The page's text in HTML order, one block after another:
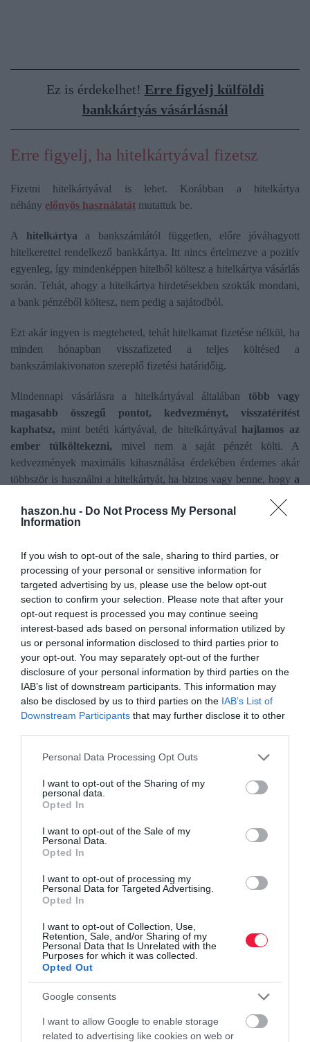
haszon.hu - Do Not Process My Personal
Information
If you wish to opt-out of the sale, sharing to third parties, or
processing of your personal or sensitive information for
targeted advertising by us, please use the below opt-out
section to confirm your selection. Please note that after your
opt-out request is processed you may continue seeing
interest-based ads based on personal information utilized by
us or personal information disclosed to third parties prior to
your opt-out. You may separately opt-out of the further
disclosure of your personal information by third parties on the
IAB’s list of downstream participants. This information may
also be disclosed by us to third parties on the IAB’s List of
Downstream Participants that may further disclose it to other
Please note that this website/app uses one or more Google
not limited to your visit or usage behaviour. You may click to
grant or deny consent to Google and its third-party tags to
use your data for below specified purposes in below Google
consent section.
Personal Data Processing Opt Outs
I want to opt-out of the Sharing of my
personal data.
Opted In
I want to opt-out of the Sale of my
Personal Data.
Opted In
I want to opt-out of processing my
Personal Data for Targeted Advertising.
Opted In
I want to opt-out of Collection, Use,
Retention, Sale, and/or Sharing of my
Personal Data that Is Unrelated with the
Purposes for which it was collected.
Opted Out
Google consents
I want to allow Google to enable storage
related to advertising like cookies on web or
Ez is érdekelhet! Erre figyelj külföldi
bankkártyás vásárlásnál
Erre figyelj, ha hitelkártyával fizetsz
Fizetni hitelkártyával is lehet. Korábban a hitelkártya
néhány előnyös használatát mutattuk be.
A hitelkártya a bankszámlától független, előre jóváhagyott
hitelkerettel rendelkező bankkártya. Itt nincs értelmezve a pozitív
egyenleg, így mindenképpen hitelből költesz a hitelkártya vásárlás
során. Tehát, ahogy a hitelkártya hirdetésekben szokták mondani,
a bank pénzéből költesz, nem pedig a sajátodból.
Ezt akár ingyen is megteheted, tehát hitelkamat fizetése nélkül, ha
minden hónapban visszafizeted a teljes költésed a
bankszámlakivonaton szereplő fizetési határidőig.
Mindennapi vásárlásra a hitelkártyával általában több vagy
magasabb összegű pontot, kedvezményt, visszatérítést
kaphatsz, mint betéti kártyával, de hitelkártyával hajlamos az
ember túlköltekezni, mivel nem a saját pénzét költi. A
kedvezmények maximális kihasználása érdekében érdemes akár
többször is használni a hitelkártyát, ha biztos vagy benne, hogy a
visszatérítés ugyanis jelentősebb lehet, mint betéti kártyával.
Hitelkártyánál azonban a készpénzfelvételekre és a határidőig
fizetni. Ez a kamat a bankok által felszámított legmagasabb kamat
a piacon.
Ennél minden banki hitel csak olcsóbb lehet.
Külföldi utazás
: a szállásfizetések, autóbérlés során, és minden
olyan esetben, ahol valamilyen foglalóra van, vagy lehet szükség,
sok helyen csak hitelkártyát fogadnak el.
Olvasd el ezt is!
pluszköltség
Megvannak az új készpénzes szabályok,
kivételekkel
Gombamód szaporodnak az ATM-ek, két bank viszi
a felét
fizetés pénz készpénz
bankkártya